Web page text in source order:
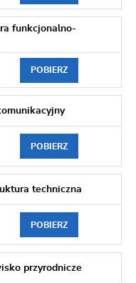
funkcjonalno-
POBIERZ
POBIERZ
techniczna
POBIERZ
przyrodnicze